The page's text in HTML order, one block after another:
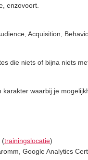
enzovoort.
Acquisition,
die niets of bijna niets
karakter waarbij je
(trainingslocatie)
Google Analytics